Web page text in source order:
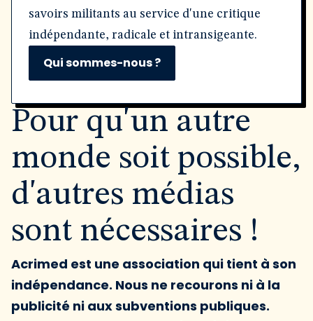
savoirs militants au service d'une critique
indépendante, radicale et intransigeante.
Qui sommes-nous ?
Pour qu'un autre
monde soit possible,
d'autres médias
sont nécessaires !
Acrimed est une association qui tient à son
indépendance. Nous ne recourons ni à la
publicité ni aux subventions publiques.